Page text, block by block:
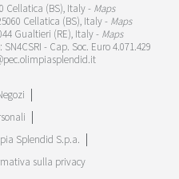
Cellatica (BS), Italy - Maps
Cellatica (BS), Italy - Maps
Gualtieri (RE), Italy - Maps
- Cap. Soc. Euro 4.071.429
Splendid S.p.a.
sulla privacy